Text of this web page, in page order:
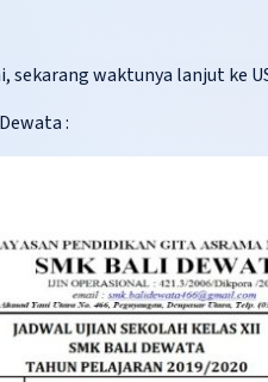
sekarang waktunya lanjut ke
: